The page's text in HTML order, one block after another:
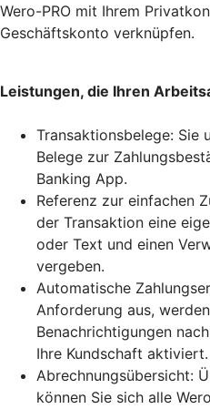
Wero-PRO mit Ihrem
Geschäftskonto verknüpfen.
Leistungen, die Ihren
Transaktionsbelege: Sie
Belege zur
Banking App.
Referenz zur einfachen
der Transaktion eine
oder Text und einen
vergeben.
Automatische
Anforderung aus,
Benachrichtigungen
Ihre Kundschaft aktiviert.
Abrechnungsübersicht:
können Sie sich alle